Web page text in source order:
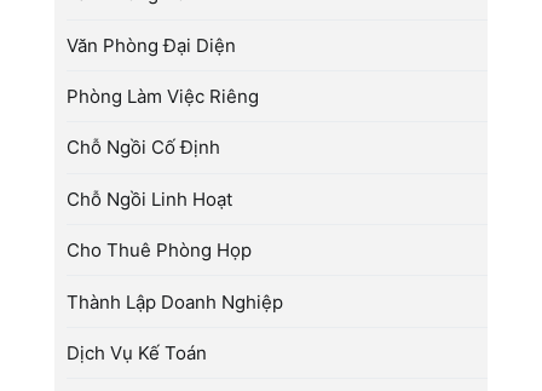
Văn Phòng Đại Diện
Phòng Làm Việc Riêng
Chỗ Ngồi Cố Định
Chỗ Ngồi Linh Hoạt
Cho Thuê Phòng Họp
Thành Lập Doanh Nghiệp
Dịch Vụ Kế Toán